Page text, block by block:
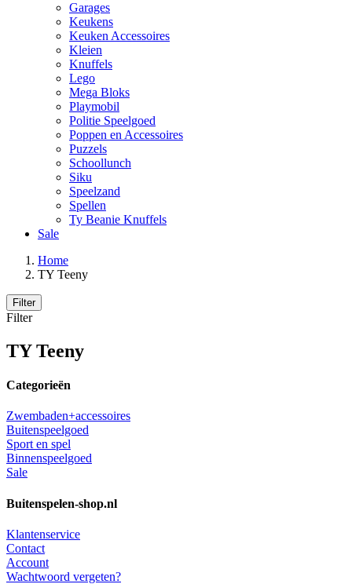
Garages
Keukens
Keuken Accessoires
Kleien
Knuffels
Lego
Mega Bloks
Playmobil
Politie Speelgoed
Poppen en Accessoires
Puzzels
Schoollunch
Siku
Speelzand
Spellen
Ty Beanie Knuffels
Sale
Home
TY Teeny
Filter
Filter
TY Teeny
Categorieën
Zwembaden+accessoires
Buitenspeelgoed
Sport en spel
Binnenspeelgoed
Sale
Buitenspelen-shop.nl
Klantenservice
Contact
Account
Wachtwoord vergeten?